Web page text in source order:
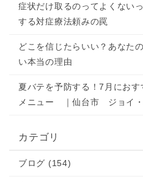
症状だけ取るのってよくない
する対症療法頼みの罠
どこを信じたらいい？あなた
い本当の理由
夏バテを予防する！7月にお
メニュー ｜仙台市 ジョイ・
カテゴリ
ブログ (154)